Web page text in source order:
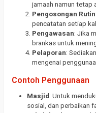
jamaah namun tetap
Pengosongan Rutin
pencatatan setiap
Pengawasan: Jika
brankas untuk
Pelaporan:
mengenai
Contoh Penggunaan
Masjid: Untuk
sosial, dan perbaikan